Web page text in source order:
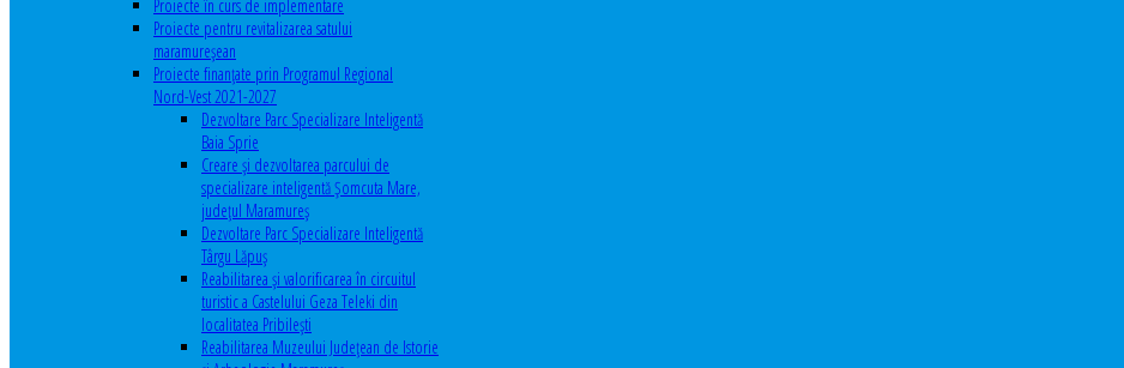
Proiecte în curs de implementare
Proiecte pentru revitalizarea satului
maramureşean
Proiecte finanțate prin Programul Regional
Nord-Vest 2021-2027
Dezvoltare Parc Specializare Inteligentă
Baia Sprie
Creare și dezvoltarea parcului de
specializare inteligentă Șomcuta Mare,
județul Maramureș
Dezvoltare Parc Specializare Inteligentă
Târgu Lăpuș
Reabilitarea și valorificarea în circuitul
turistic a Castelului Geza Teleki din
localitatea Pribilești
Reabilitarea Muzeului Județean de Istorie